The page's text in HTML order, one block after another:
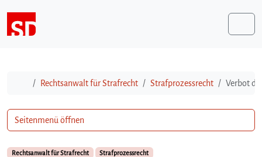
StartRechtsanwalt für Strafrecht Strafprozessrecht Verbot
Rechtsanwalt für Strafrecht Strafprozessrecht
Seitenmenü öffnen